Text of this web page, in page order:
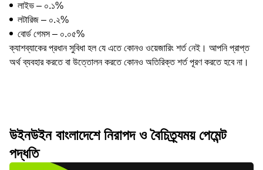
লাইভ – ০.১%
লটারিজ – ০.২%
বোর্ড গেমস – ০.০৫%
ক্যাশব্যাকের প্রধান সুবিধা হল যে এতে কোনও ওয়েজারিং শর্ত নেই। আপনি প্রাপ্ত
অর্থ ব্যবহার করতে বা উত্তোলন করতে কোনও অতিরিক্ত শর্ত পূরণ করতে হবে না।
উইনউইন বাংলাদেশে নিরাপদ ও বৈচিত্র্যময় পেমেন্ট
পদ্ধতি